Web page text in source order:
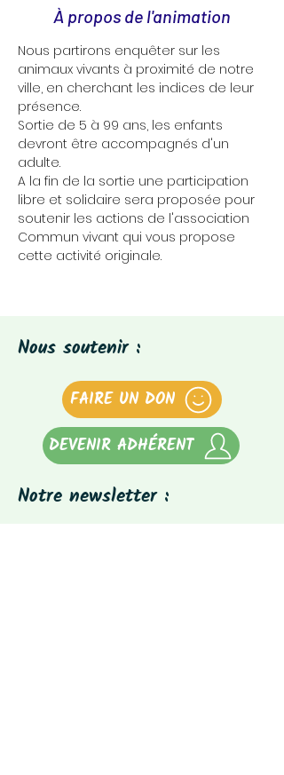
À propos de l'animation
Nous partirons enquêter sur les
animaux vivants à proximité de notre
ville, en cherchant les indices de leur
présence.
Sortie de 5 à 99 ans, les enfants
devront être accompagnés d'un
adulte.
A la fin de la sortie une participation
libre et solidaire sera proposée pour
soutenir les actions de l'association
Commun vivant qui vous propose
cette activité originale.
Nous soutenir :
FAIRE UN DON
DEVENIR ADHÉRENT
Notre newsletter :